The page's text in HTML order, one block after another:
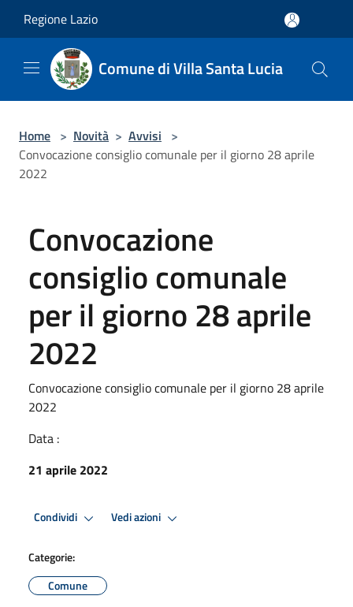
Regione Lazio
Comune di Villa Santa Lucia
Home > Novità > Avvisi >
Convocazione consiglio comunale per il giorno 28 aprile
2022
Convocazione
consiglio comunale
per il giorno 28 aprile
2022
Convocazione consiglio comunale per il giorno 28 aprile
2022
Data :
21 aprile 2022
Condividi Vedi azioni
Categorie:
Comune